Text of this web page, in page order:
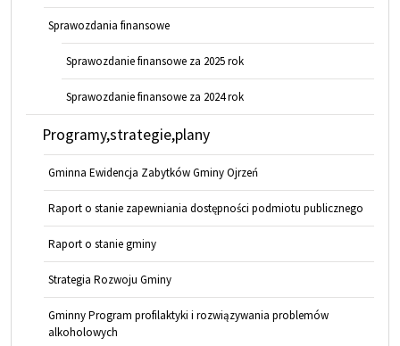
Sprawozdania finansowe
Sprawozdanie finansowe za 2025 rok
Sprawozdanie finansowe za 2024 rok
Programy,strategie,plany
Gminna Ewidencja Zabytków Gminy Ojrzeń
Raport o stanie zapewniania dostępności podmiotu publicznego
Raport o stanie gminy
Strategia Rozwoju Gminy
Gminny Program profilaktyki i rozwiązywania problemów
alkoholowych